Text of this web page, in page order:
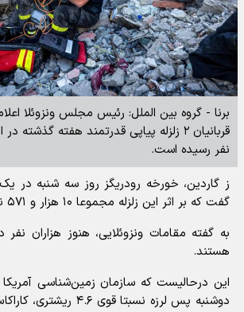
برنا - گروه بین الملل: رئیس مجلس ونزوئلا
نفر رسیده است.
ز گاردین،‌ خورخه رودریگز روز سه شنبه در
گفت که بر اثر این زلزله مجموعا ۱۰ هزار و ۵۷۱ نفر زخمی شده‌اند.
به گفته مقامات ونزوئلایی، هنوز هزاران
هستند.
این درحالیست که سازمان زمین‌شناسی آمریکا
دوشنبه پس لرزه نسبتا